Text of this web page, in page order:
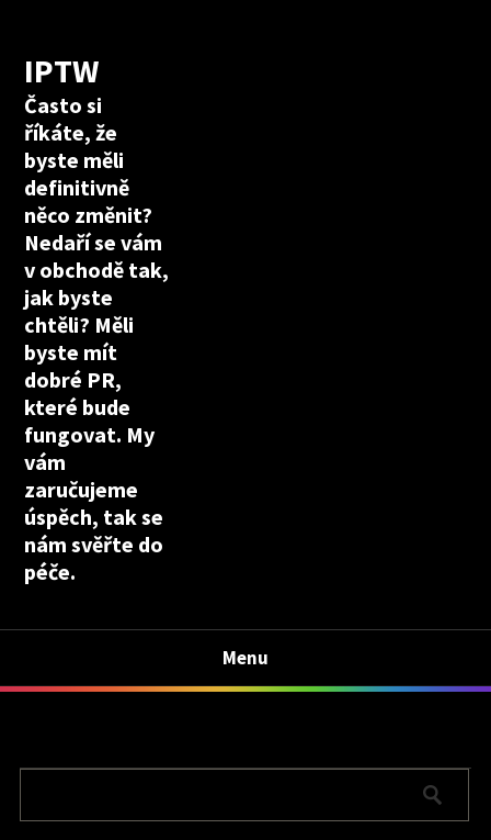
IPTW
Často si
říkáte, že
byste měli
definitivně
něco změnit?
Nedaří se vám
v obchodě tak,
jak byste
chtěli? Měli
byste mít
dobré PR,
které bude
fungovat. My
vám
zaručujeme
úspěch, tak se
nám svěřte do
péče.
Menu